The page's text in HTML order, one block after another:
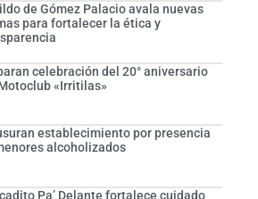
de Gómez Palacio avala nuevas
para fortalecer la ética y
celebración del 20° aniversario
«Irritilas»
establecimiento por presencia
alcoholizados
Pa’ Delante fortalece cuidado